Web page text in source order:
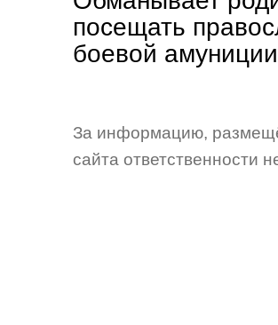
посещать
боевой
За информацию,
сайта ответственности